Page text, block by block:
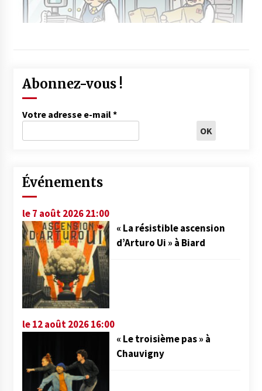
Abonnez-vous !
Votre adresse e-mail*
Événements
le 7 août 2026 21:00
« La résistible ascension
d’Arturo Ui » à Biard
le 12 août 2026 16:00
« Le troisième pas » à
Chauvigny